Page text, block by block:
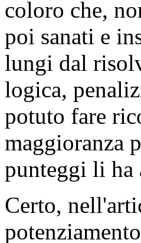
vincitori di un
punteggio
coloro che,
poi sanati e
lungi dal
logica,
potuto fare
maggioranza
punteggi li ha